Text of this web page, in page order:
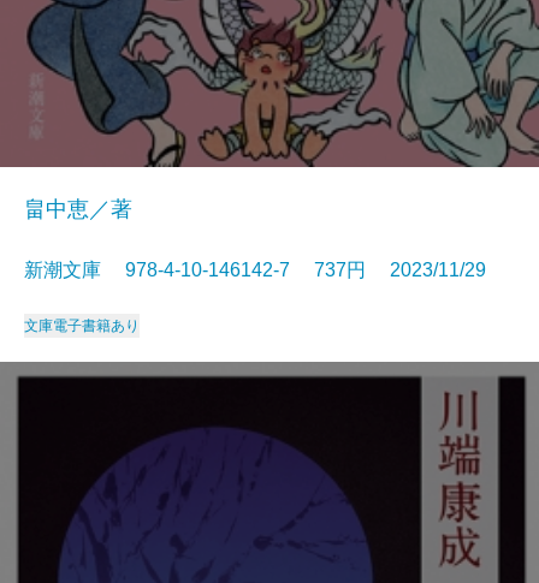
畠中恵／著
新潮文庫 978-4-10-146142-7 737円 2023/11/29
文庫電子書籍あり